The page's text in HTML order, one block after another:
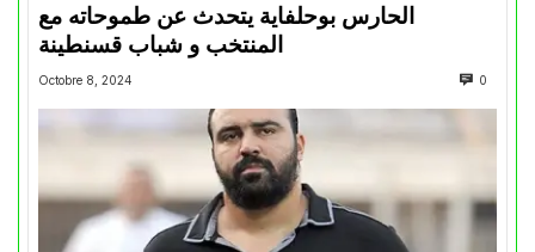
الحارس بوحلفاية يتحدث عن طموحاته مع
المنتخب و شباب قسنطينة
Octobre 8, 2024 0